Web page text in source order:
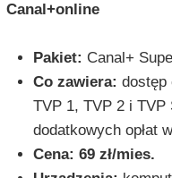
Canal+online
Pakiet: Canal+
Co zawiera: dostęp
TVP 1, TVP 2 i TVP
dodatkowych opłat
Cena: 69 zł/mies.